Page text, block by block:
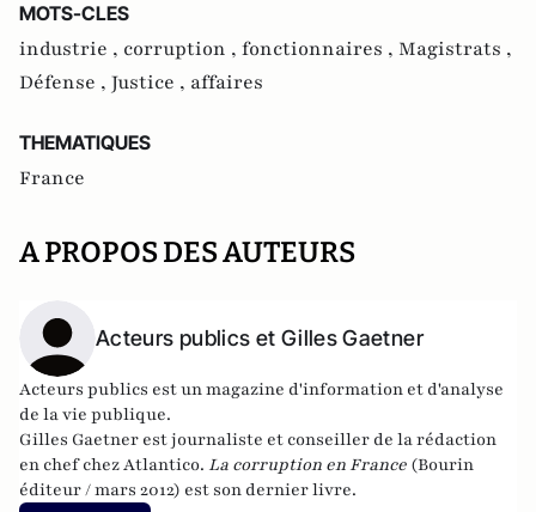
MOTS-CLES
industrie , corruption , fonctionnaires , Magistrats ,
Défense , Justice , affaires
THEMATIQUES
France
A PROPOS DES AUTEURS
Acteurs publics et Gilles Gaetner
Acteurs publics est un magazine d'information et d'analyse
de la vie publique.
Gilles Gaetner est journaliste et conseiller de la rédaction
en chef chez Atlantico. La corruption en France (Bourin
éditeur / mars 2012) est son dernier livre.